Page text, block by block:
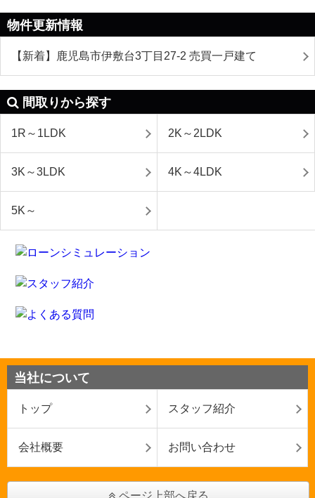
物件更新情報
【新着】鹿児島市伊敷台3丁目27-2 売買一戸建て
間取りから探す
1R～1LDK 2K～2LDK
3K～3LDK 4K～4LDK
5K～
当社について
トップ スタッフ紹介
会社概要 お問い合わせ
ページ上部へ戻る